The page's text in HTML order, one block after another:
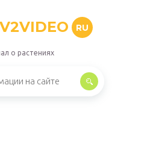
RU
о растениях